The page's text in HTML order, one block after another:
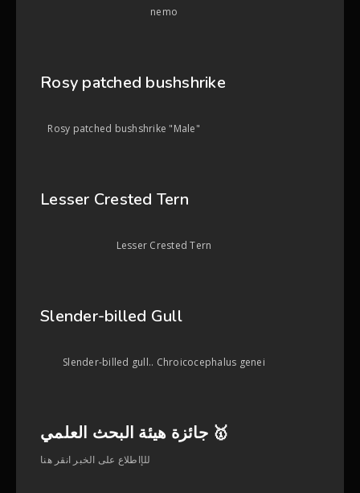
nemo
Rosy patched bushshrike
Rosy patched bushshrike "Male"
Lesser Crested Tern
Lesser Crested Tern
Slender-billed Gull
Slender-billed gull.. Chroicocephalus genei
جائزة هيئة البحث العلمي 🥇
للإاطلاع على الخبر انقر هنا